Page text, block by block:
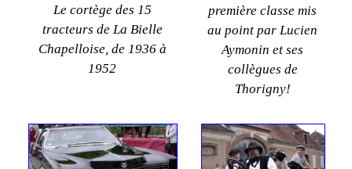
Le cortège des 15
tracteurs de La Bielle
Chapelloise, de 1936 à
1952
première classe mis
au point par Lucien
Aymonin et ses
collègues de
Thorigny!